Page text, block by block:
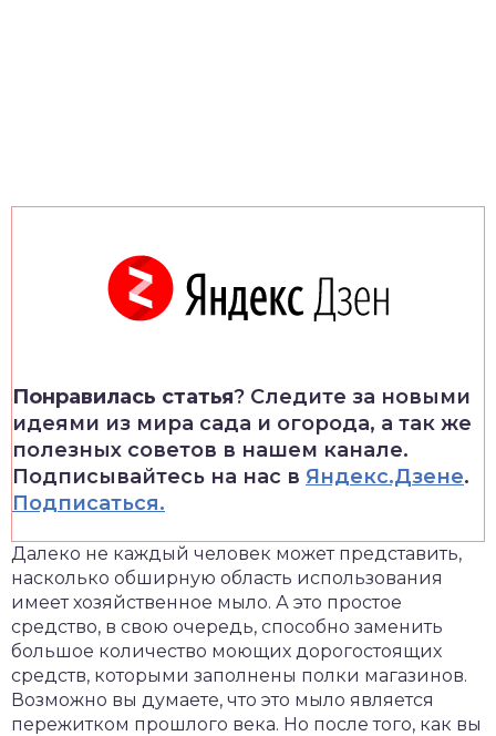
Понравилась статья? Следите за новыми
идеями из мира сада и огорода, а так же
полезных советов в нашем канале.
Подписывайтесь на нас в Яндекс.Дзене.
Подписаться.
Далеко не каждый человек может представить,
насколько обширную область использования
имеет хозяйственное мыло. А это простое
средство, в свою очередь, способно заменить
большое количество моющих дорогостоящих
средств, которыми заполнены полки магазинов.
Возможно вы думаете, что это мыло является
пережитком прошлого века. Но после того, как вы